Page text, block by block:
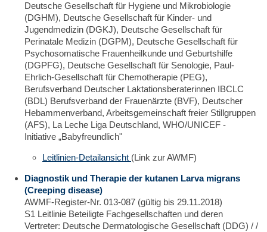
Deutsche Gesellschaft für Hygiene und Mikrobiologie
(DGHM), Deutsche Gesellschaft für Kinder- und
Jugendmedizin (DGKJ), Deutsche Gesellschaft für
Perinatale Medizin (DGPM), Deutsche Gesellschaft für
Psychosomatische Frauenheilkunde und Geburtshilfe
(DGPFG), Deutsche Gesellschaft für Senologie, Paul-
Ehrlich-Gesellschaft für Chemotherapie (PEG),
Berufsverband Deutscher Laktationsberaterinnen IBCLC
(BDL) Berufsverband der Frauenärzte (BVF), Deutscher
Hebammenverband, Arbeitsgemeinschaft freier Stillgruppen
(AFS), La Leche Liga Deutschland, WHO/UNICEF -
Initiative „Babyfreundlich"
Leitlinien-Detailansicht (Link zur AWMF)
Diagnostik und Therapie der kutanen Larva migrans
(Creeping disease)
AWMF-Register-Nr. 013-087 (gültig bis 29.11.2018)
S1 Leitlinie Beteiligte Fachgesellschaften und deren
Vertreter: Deutsche Dermatologische Gesellschaft (DDG) / /